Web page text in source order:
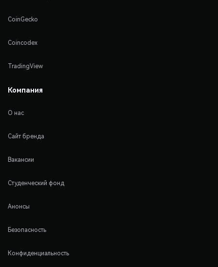
CoinGecko
Coincodex
TradingView
Компания
О нас
Сайт бренда
Вакансии
Студенческий фонд
Анонсы
Безопасность
Конфиденциальность